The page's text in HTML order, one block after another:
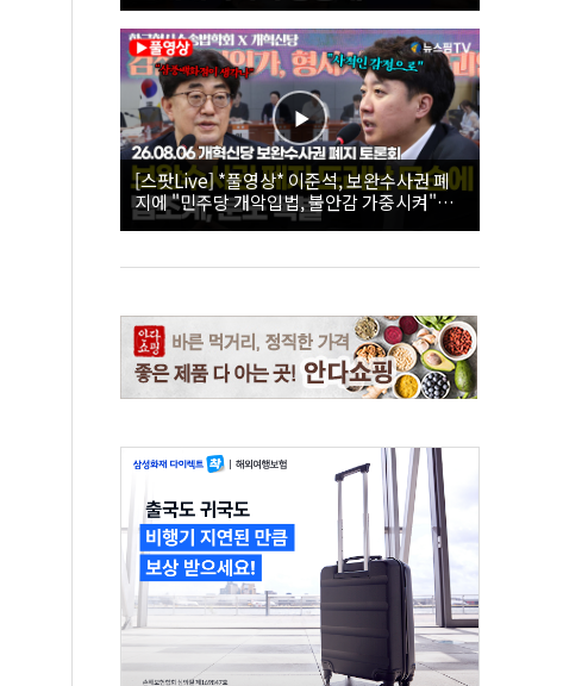
[스팟Live] *풀영상* 이준석, 보완수사권 폐
지에 "민주당 개악입법, 불안감 가중시켜"｜
26.08.06 개혁신당 보완수사권 폐지 토론회